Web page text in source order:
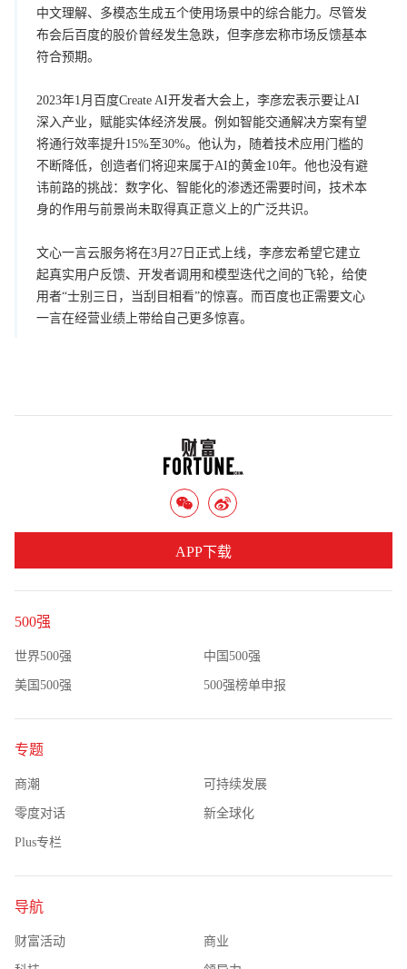
中文理解、多模态生成五个使用场景中的综合能力。尽管发
布会后百度的股价曾经发生急跌，但李彦宏称市场反馈基本
符合预期。
2023年1月百度Create AI开发者大会上，李彦宏表示要让AI
深入产业，赋能实体经济发展。例如智能交通解决方案有望
将通行效率提升15%至30%。他认为，随着技术应用门槛的
不断降低，创造者们将迎来属于AI的黄金10年。他也没有避
讳前路的挑战：数字化、智能化的渗透还需要时间，技术本
身的作用与前景尚未取得真正意义上的广泛共识。
文心一言云服务将在3月27日正式上线，李彦宏希望它建立
起真实用户反馈、开发者调用和模型迭代之间的飞轮，给使
用者“士别三日，当刮目相看”的惊喜。而百度也正需要文心
一言在经营业绩上带给自己更多惊喜。
500强
世界500强 中国500强
美国500强 500强榜单申报
专题
商潮 可持续发展
零度对话 新全球化
Plus专栏
导航
财富活动 商业
APP下载